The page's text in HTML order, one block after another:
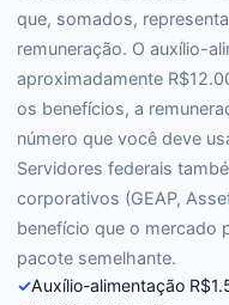
que, somados,
remuneração. O auxílio-
aproximadamente
os benefícios, a
número que você deve
Servidores federais
corporativos (GEAP,
benefício que o mercado
pacote semelhante.
✓Auxílio-alimentação